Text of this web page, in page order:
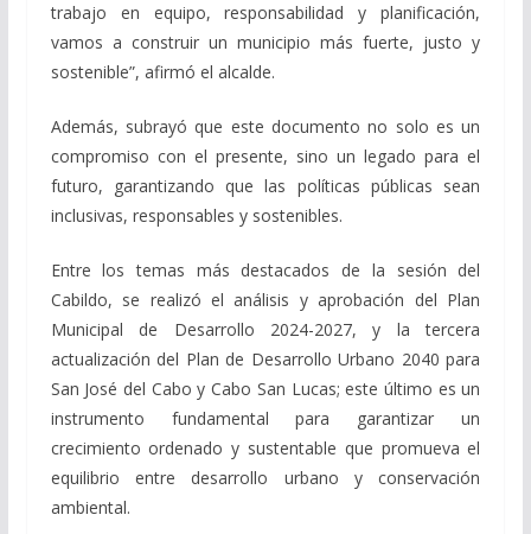
trabajo en equipo, responsabilidad y planificación,
vamos a construir un municipio más fuerte, justo y
sostenible”, afirmó el alcalde.
Además, subrayó que este documento no solo es un
compromiso con el presente, sino un legado para el
futuro, garantizando que las políticas públicas sean
inclusivas, responsables y sostenibles.
Entre los temas más destacados de la sesión del
Cabildo, se realizó el análisis y aprobación del Plan
Municipal de Desarrollo 2024-2027, y la tercera
actualización del Plan de Desarrollo Urbano 2040 para
San José del Cabo y Cabo San Lucas; este último es un
instrumento fundamental para garantizar un
crecimiento ordenado y sustentable que promueva el
equilibrio entre desarrollo urbano y conservación
ambiental.